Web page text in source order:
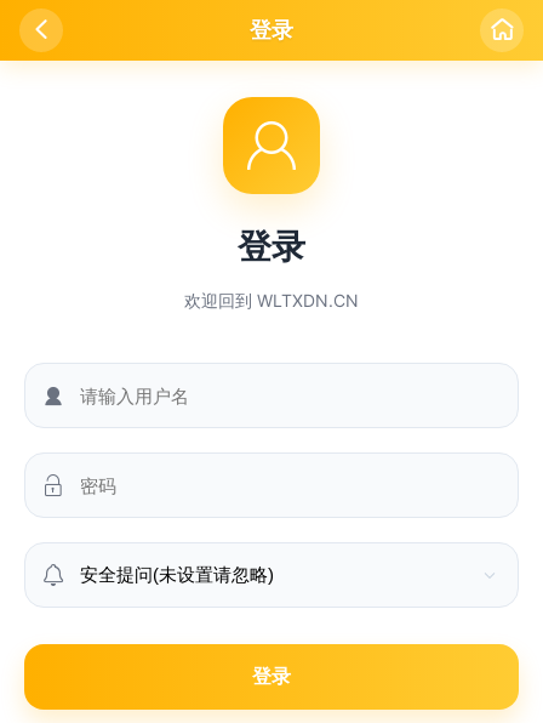
 登录 

登录
欢迎回到 WLTXDN.CN



登录